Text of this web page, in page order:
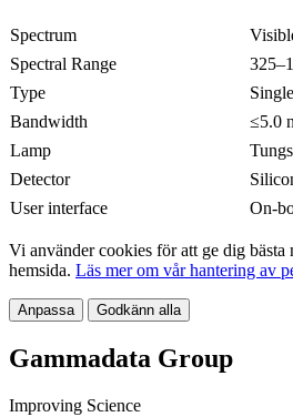
Spectrum
Spectral Range
Type
Bandwidth
≤5.0
Lamp
Detector
User interface
On-
Vi använder cookies för att ge dig
hemsida. Läs mer om vår hantering av
Anpassa Godkänn alla
Gammadata Group
Improving Science